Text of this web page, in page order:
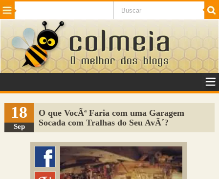
Beleza Cinema e TV
Internet Jogos NotÃ­cias SaÃºde
VeÃ­culos Adulto
Sugerir Link
Adicionar Blog
Colmeia Exchange
Perguntas Frequentes
18
Sep
O que VocÃª Faria com uma Garagem
Socada com Tralhas do Seu AvÃ´?